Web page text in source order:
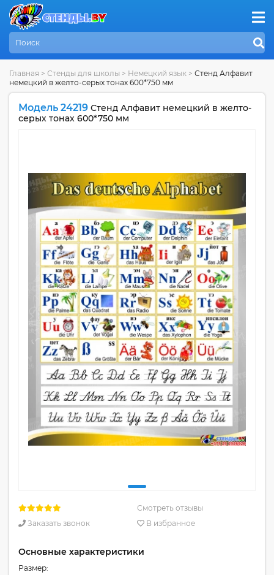
Главная > Стенды для школы > Немецкий язык > Стенд Алфавит
немецкий в желто-серых тонах 600*750 мм
Модель 24219 Стенд Алфавит немецкий в желто-
серых тонах 600*750 мм
Смотреть отзывы
Заказать звонок
В избранное
Основные характеристики
Размер: